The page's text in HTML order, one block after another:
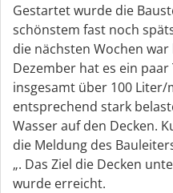
Gestartet wurde die
schönstem fast noch
die nächsten Wochen
Dezember hat es ein
insgesamt über 100 Liter/
entsprechend stark
Wasser auf den Decken.
die Meldung des
„. Das Ziel die Decken
wurde erreicht.